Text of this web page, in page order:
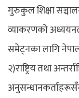
गुरुकुल शिक्षा
व्याकरणको
समेट्नका लागि
२)राष्ट्रिय तथा